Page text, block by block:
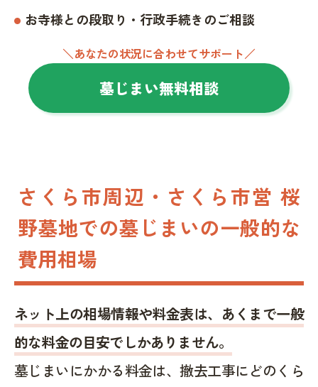
お寺様との段取り・行政手続きのご相談
＼あなたの状況に合わせてサポート／
墓じまい無料相談
さくら市周辺・さくら市営 桜
野墓地での墓じまいの一般的な
費用相場
ネット上の相場情報や料金表は、あくまで一般
的な料金の目安でしかありません。
墓じまいにかかる料金は、撤去工事にどのくら